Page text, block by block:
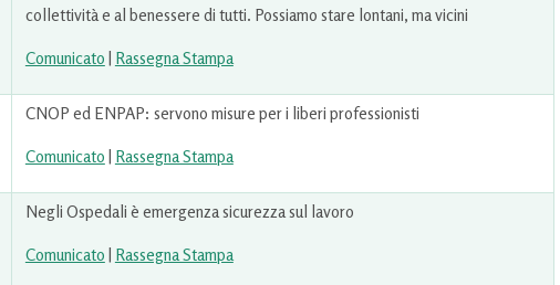
collettività e al benessere di tutti. Possiamo stare lontani, ma vicini
Comunicato | Rassegna Stampa
CNOP ed ENPAP: servono misure per i liberi professionisti
Comunicato | Rassegna Stampa
Negli Ospedali è emergenza sicurezza sul lavoro
Comunicato | Rassegna Stampa